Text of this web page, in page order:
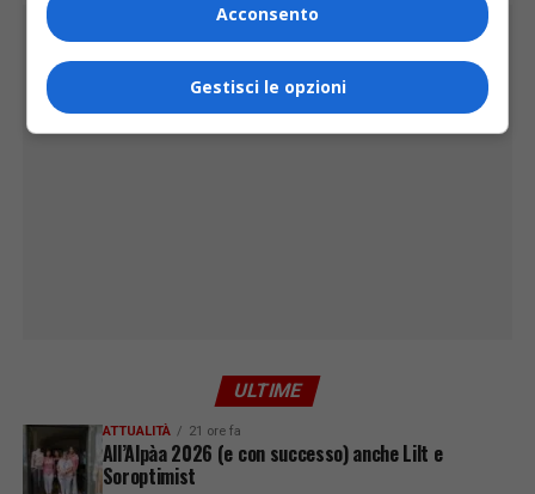
PUBBLICITÀ
ULTIME
ATTUALITÀ 21 ore fa
All’Alpàa 2026 (e con successo) anche Lilt e
Soroptimist
Acconsento
Gestisci le opzioni